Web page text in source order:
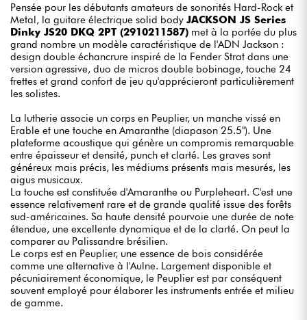
Pensée pour les débutants amateurs de sonorités Hard-Rock et
Metal, la guitare électrique solid body JACKSON JS Series
Dinky JS20 DKQ 2PT (2910211587) met à la portée du plus
grand nombre un modèle caractéristique de l'ADN Jackson :
design double échancrure inspiré de la Fender Strat dans une
version agressive, duo de micros double bobinage, touche 24
frettes et grand confort de jeu qu'apprécieront particulièrement
les solistes.
La lutherie associe un corps en Peuplier, un manche vissé en
Erable et une touche en Amaranthe (diapason 25.5"). Une
plateforme acoustique qui génère un compromis remarquable
entre épaisseur et densité, punch et clarté. Les graves sont
généreux mais précis, les médiums présents mais mesurés, les
aigus musicaux.
La touche est constituée d'Amaranthe ou Purpleheart. C'est une
essence relativement rare et de grande qualité issue des forêts
sud-américaines. Sa haute densité pourvoie une durée de note
étendue, une excellente dynamique et de la clarté. On peut la
comparer au Palissandre brésilien.
Le corps est en Peuplier, une essence de bois considérée
comme une alternative à l'Aulne. Largement disponible et
pécuniairement économique, le Peuplier est par conséquent
souvent employé pour élaborer les instruments entrée et milieu
de gamme.